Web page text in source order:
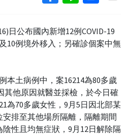
日公布國內新增12例COVID-19
10例境外移入；另確診個案中無
本土病例中，案16214為80多歲
其他原因就醫並採檢，於今日確
為70多歲女性，9月5日因北部某
排至其他場所隔離，隔離期間
性且均無症狀，9月12日解除隔